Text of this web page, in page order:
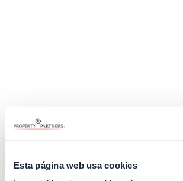
Esta página web usa cookies